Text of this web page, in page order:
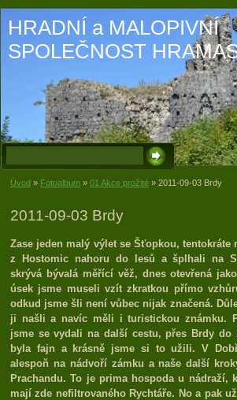
HRADNÍ a MALOPIVNÍ
SPOLEČNOST
Úvod » Fotoalbum » 01 Akce prožité » 2011-09-03 Brdy
2011-09-03 Brdy
Zase jeden malý výlet se Šťopkou, tentokráte
z Hostomic nahoru do lesů a šplhali na
skrývá bývalá měřící věž, dnes otevřená
úsek jsme museli vzít zkratkou přímo
odkud jsme šli není vůbec nijak značená.
ji našli a navíc měli i turistickou známku.
jsme se vydali na další cestu, přes Brdy do
byla fajn a krásně jsme si to užili. V
alespoň na nádvoří zámku a naše další
Prachandu. To je prima hospoda u nádraží,
mají zde nefiltrovaného Rychtáře. No a pak